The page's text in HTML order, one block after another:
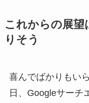
これからの展望
りそう
喜んでばかりもい
日、Googleサーチ